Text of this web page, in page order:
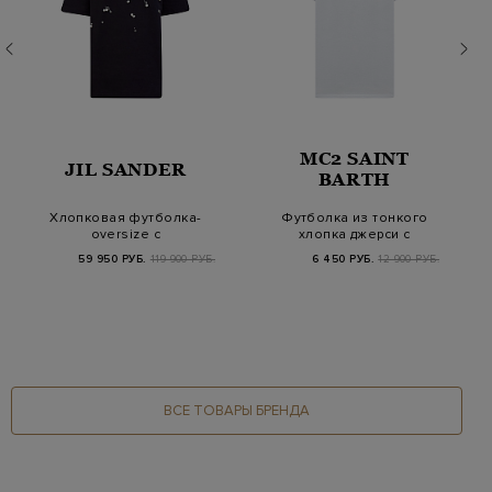
JIL SANDER
Хлопковая футболка-
oversize с
бусинами
59 950 РУБ. 119 900 РУБ.
MC2 SAINT
BARTH
Футболка из тонкого
хлопка джерси с
6 450 РУБ. 12 900 РУБ.
ВСЕ ТОВАРЫ БРЕНДА